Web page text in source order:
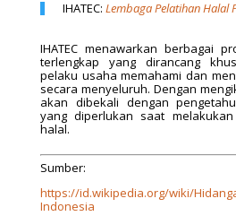
IHATEC: Lembaga Pelatihan Halal
IHATEC menawarkan berbagai
terlengkap yang dirancang
pelaku usaha memahami dan
secara menyeluruh. Dengan
akan dibekali dengan
yang diperlukan saat
halal.
Sumber:
https://id.wikipedia.org/wiki/
Indonesia